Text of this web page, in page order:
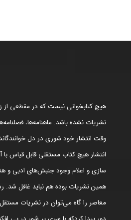
هیچ کتابخوانی نیست که در مقطعی از
نشریات نشده باشد. ماهنامه‌ها،
وقت انتشار خود شوری در دل
انتشار هیچ کتاب مستقلی قابل قیاس
سازی و اعلام وجود جنبش‌های ادبی و
همین نشریات بوده هم نباید غافل شد.
معاصر را گاه می‌توان در نشریات